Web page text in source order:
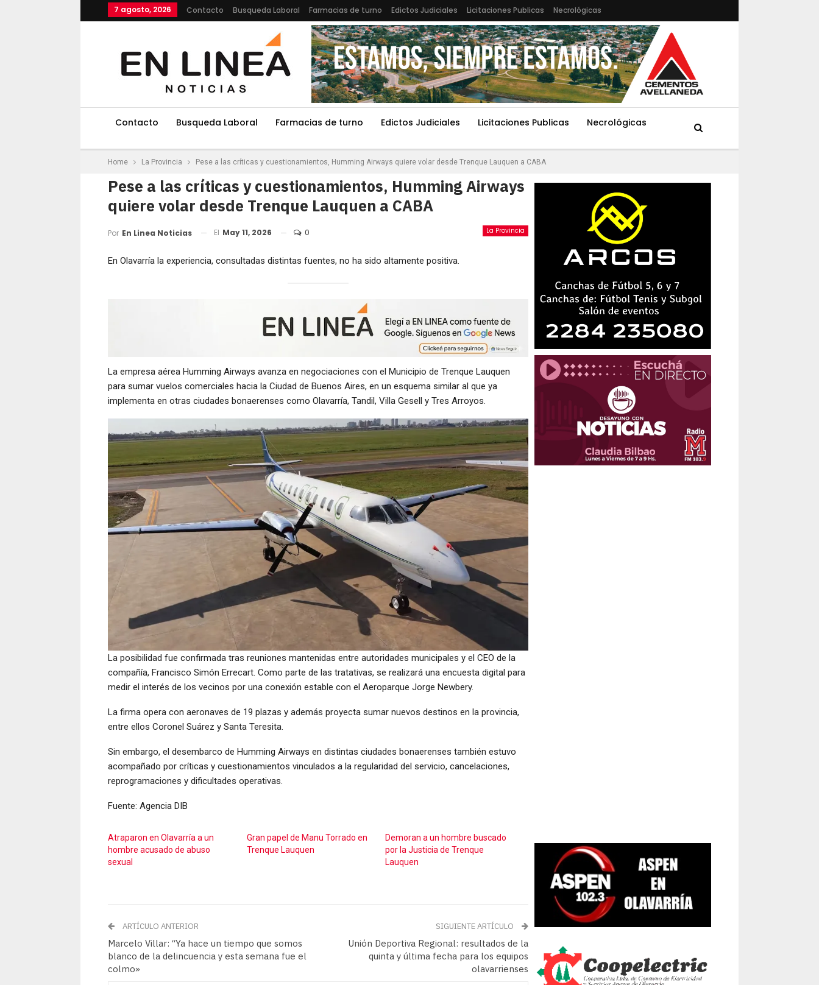
7 agosto, 2026 Contacto Busqueda Laboral Farmacias de turno Edictos Judiciales Licitaciones Publicas Necrológicas
Contacto Busqueda Laboral Farmacias de turno Edictos Judiciales Licitaciones Publicas Necrológicas
Home La Provincia Pese a las críticas y cuestionamientos, Humming Airways quiere volar desde Trenque Lauquen a CABA
Pese a las críticas y cuestionamientos, Humming Airways
quiere volar desde Trenque Lauquen a CABA
La Provincia
Por En Linea Noticias El May 11, 2026 0
En Olavarría la experiencia, consultadas distintas fuentes, no ha sido altamente positiva.
La empresa aérea Humming Airways avanza en negociaciones con el Municipio de Trenque Lauquen
para sumar vuelos comerciales hacia la Ciudad de Buenos Aires, en un esquema similar al que ya
implementa en otras ciudades bonaerenses como Olavarría, Tandil, Villa Gesell y Tres Arroyos.
La posibilidad fue confirmada tras reuniones mantenidas entre autoridades municipales y el CEO de la
compañía, Francisco Simón Errecart. Como parte de las tratativas, se realizará una encuesta digital para
medir el interés de los vecinos por una conexión estable con el Aeroparque Jorge Newbery.
La firma opera con aeronaves de 19 plazas y además proyecta sumar nuevos destinos en la provincia,
entre ellos Coronel Suárez y Santa Teresita.
Sin embargo, el desembarco de Humming Airways en distintas ciudades bonaerenses también estuvo
acompañado por críticas y cuestionamientos vinculados a la regularidad del servicio, cancelaciones,
reprogramaciones y dificultades operativas.
Fuente: Agencia DIB
Atraparon en Olavarría a un
hombre acusado de abuso
sexual
Gran papel de Manu Torrado en
Trenque Lauquen
Demoran a un hombre buscado
por la Justicia de Trenque
Lauquen
ARTÍCULO ANTERIOR
Marcelo Villar: “Ya hace un tiempo que somos
blanco de la delincuencia y esta semana fue el
colmo»
SIGUIENTE ARTÍCULO
Unión Deportiva Regional: resultados de la
quinta y última fecha para los equipos
olavarrienses